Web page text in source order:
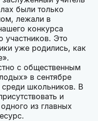
были только
лежали в
конкурса
участников. Это
уже родились, как
с общественным
в сентябре
среди школьников. В
и
из главных